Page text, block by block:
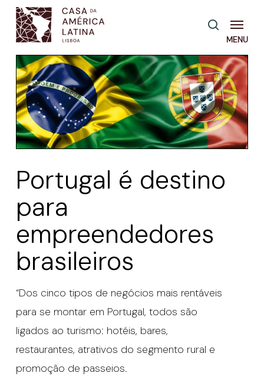
Skip
main
content
pesquisa
Menu
Portugal é destino
para
empreendedores
brasileiros
“Dos cinco tipos de negócios mais rentáveis
para se montar em Portugal, todos são
ligados ao turismo: hotéis, bares,
restaurantes, atrativos do segmento rural e
promoção de passeios.